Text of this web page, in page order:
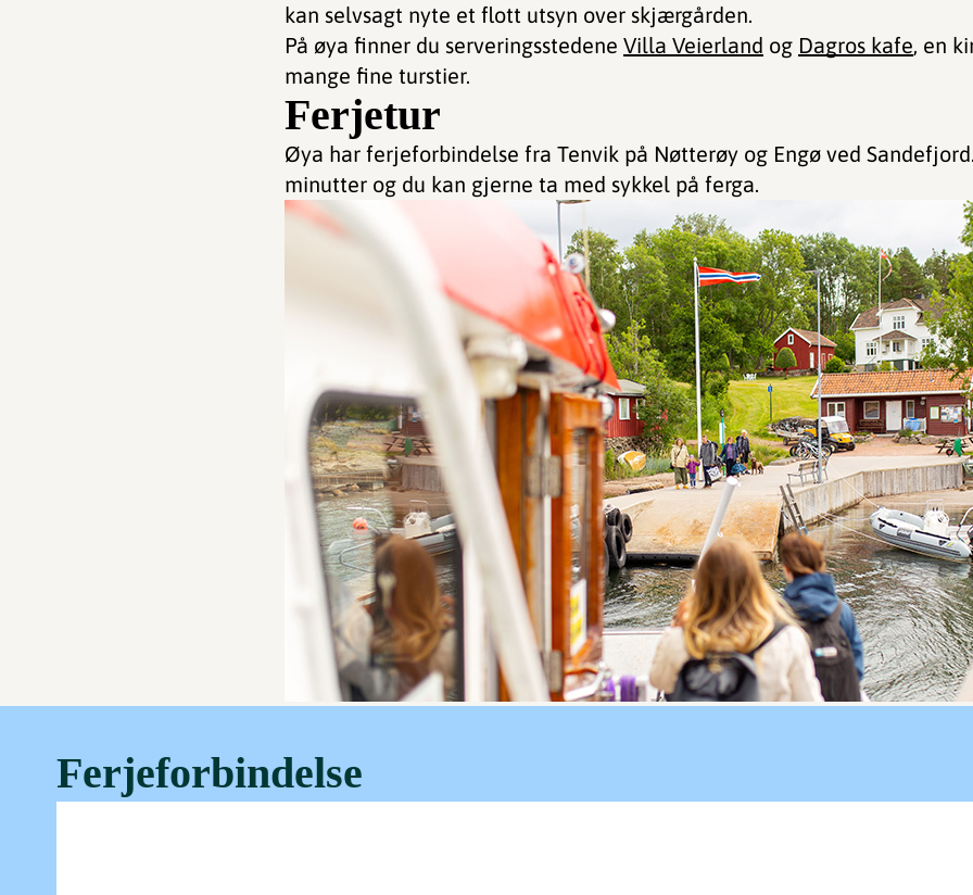
kan selvsagt nyte et flott utsyn over skjærgården.
På øya finner du serveringsstedene Villa Veierland og Dagros kafe, en
mange fine turstier.
Ferjetur
Øya har ferjeforbindelse fra Tenvik på Nøtterøy og Engø ved
minutter og du kan gjerne ta med sykkel på ferga.
Ferjeforbindelse